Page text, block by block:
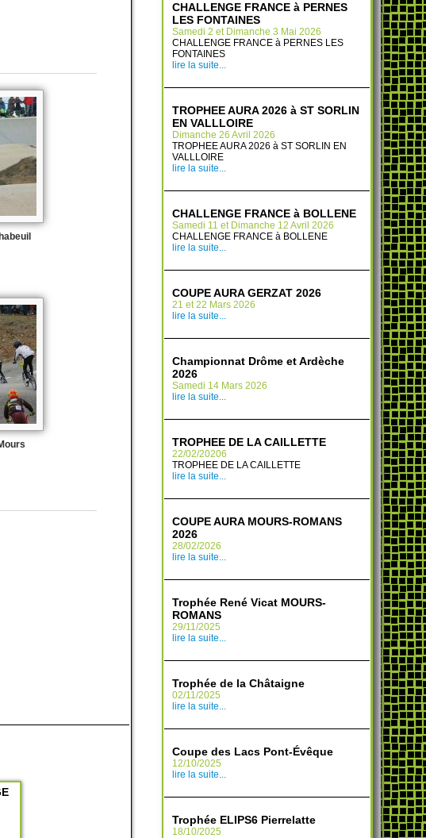
CHALLENGE FRANCE à PERNES
LES FONTAINES
Samedi 2 et Dimanche 3 Mai 2026
CHALLENGE FRANCE à PERNES LES
FONTAINES
lire la suite...
TROPHEE AURA 2026 à ST SORLIN
EN VALLLOIRE
Dimanche 26 Avril 2026
TROPHEE AURA 2026 à ST SORLIN EN
VALLLOIRE
lire la suite...
CHALLENGE FRANCE à BOLLENE
Samedi 11 et Dimanche 12 Avril 2026
CHALLENGE FRANCE à BOLLENE
lire la suite...
COUPE AURA GERZAT 2026
21 et 22 Mars 2026
lire la suite...
Championnat Drôme et Ardèche
2026
Samedi 14 Mars 2026
lire la suite...
TROPHEE DE LA CAILLETTE
22/02/20206
TROPHEE DE LA CAILLETTE
lire la suite...
COUPE AURA MOURS-ROMANS
2026
28/02/2026
lire la suite...
Trophée René Vicat MOURS-
ROMANS
29/11/2025
lire la suite...
Trophée de la Châtaigne
02/11/2025
lire la suite...
Coupe des Lacs Pont-Évêque
12/10/2025
lire la suite...
Trophée ELIPS6 Pierrelatte
18/10/2025